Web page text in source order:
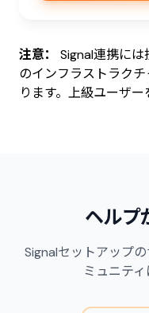
注意：
Signal連携に
のインフラストラク
ります。上級ユーザー
ヘルプ
Signalセットアップ
ミュニティ